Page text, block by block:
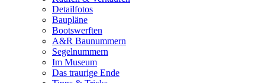
Detailfotos
Baupläne
Bootswerften
A&R Baunummern
Segelnummern
Im Museum
Das traurige Ende